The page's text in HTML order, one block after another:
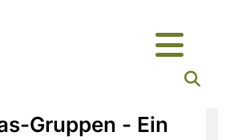
Gruppen - Ein